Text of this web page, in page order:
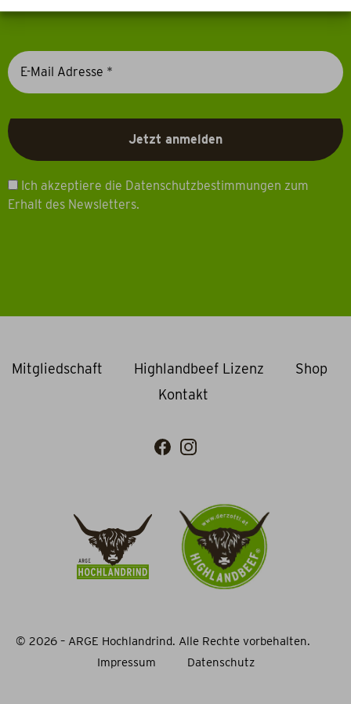
Ich akzeptiere die Datenschutzbestimmungen zum
Erhalt des Newsletters.
Mitgliedschaft Highlandbeef Lizenz
Shop
Kontakt
© 2026 – ARGE Hochlandrind. Alle Rechte vorbehalten.
Impressum
Datenschutz